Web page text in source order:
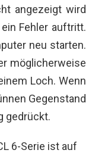
angezeigt wird
Fehler auftritt.
neu starten.
möglicherweise
Loch. Wenn
Gegenstand
gedrückt.
6-Serie ist auf